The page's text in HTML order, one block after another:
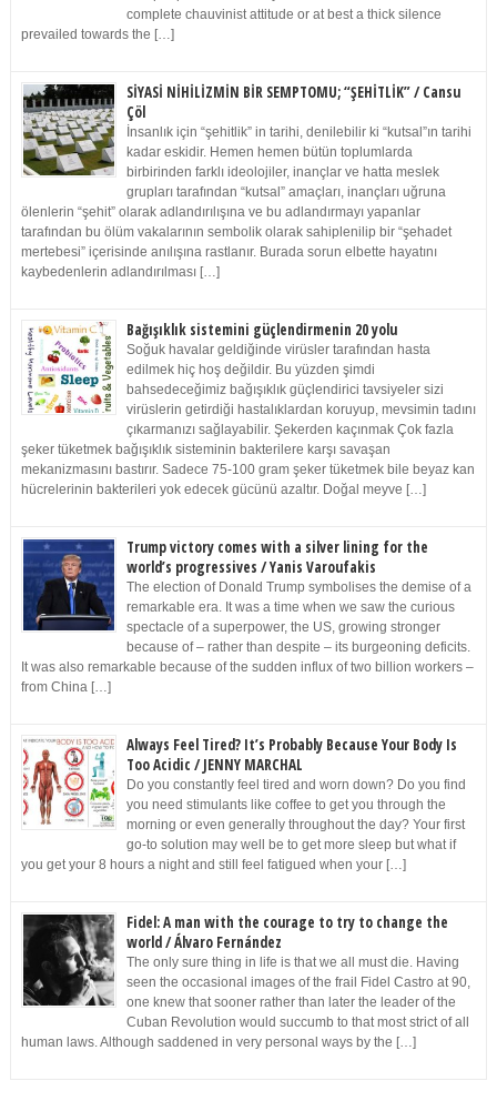
complete chauvinist attitude or at best a thick silence
prevailed towards the […]
SİYASİ NİHİLİZMİN BİR SEMPTOMU; “ŞEHİTLİK” / Cansu
Çöl
İnsanlık için “şehitlik” in tarihi, denilebilir ki “kutsal”ın tarihi
kadar eskidir. Hemen hemen bütün toplumlarda
birbirinden farklı ideolojiler, inançlar ve hatta meslek
grupları tarafından “kutsal” amaçları, inançları uğruna
ölenlerin “şehit” olarak adlandırılışına ve bu adlandırmayı yapanlar
tarafından bu ölüm vakalarının sembolik olarak sahiplenilip bir “şehadet
mertebesi” içerisinde anılışına rastlanır. Burada sorun elbette hayatını
kaybedenlerin adlandırılması […]
Bağışıklık sistemini güçlendirmenin 20 yolu
Soğuk havalar geldiğinde virüsler tarafından hasta
edilmek hiç hoş değildir. Bu yüzden şimdi
bahsedeceğimiz bağışıklık güçlendirici tavsiyeler sizi
virüslerin getirdiği hastalıklardan koruyup, mevsimin tadını
çıkarmanızı sağlayabilir. Şekerden kaçınmak Çok fazla
şeker tüketmek bağışıklık sisteminin bakterilere karşı savaşan
mekanizmasını bastırır. Sadece 75-100 gram şeker tüketmek bile beyaz kan
hücrelerinin bakterileri yok edecek gücünü azaltır. Doğal meyve […]
Trump victory comes with a silver lining for the
world’s progressives / Yanis Varoufakis
The election of Donald Trump symbolises the demise of a
remarkable era. It was a time when we saw the curious
spectacle of a superpower, the US, growing stronger
because of – rather than despite – its burgeoning deficits.
It was also remarkable because of the sudden influx of two billion workers –
from China […]
Always Feel Tired? It’s Probably Because Your Body Is
Too Acidic / JENNY MARCHAL
Do you constantly feel tired and worn down? Do you find
you need stimulants like coffee to get you through the
morning or even generally throughout the day? Your first
go-to solution may well be to get more sleep but what if
you get your 8 hours a night and still feel fatigued when your […]
Fidel: A man with the courage to try to change the
world / Álvaro Fernández
The only sure thing in life is that we all must die. Having
seen the occasional images of the frail Fidel Castro at 90,
one knew that sooner rather than later the leader of the
Cuban Revolution would succumb to that most strict of all
human laws. Although saddened in very personal ways by the […]